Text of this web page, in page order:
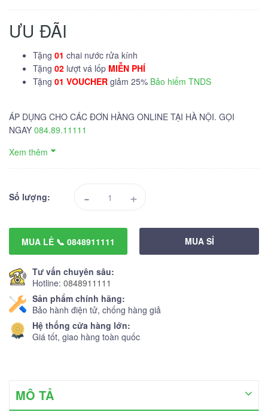
ƯU ĐÃI
Tặng 01 chai nước rửa kính
Tặng 02 lượt vá lốp MIỄN PHÍ
Tặng 01 VOUCHER giảm 25% Bảo hiểm TNDS
ÁP DỤNG CHO CÁC ĐƠN HÀNG ONLINE TẠI HÀ NỘI. GỌI
NGAY 084.89.11111
Xem thêm
Số lượng: - +
MUA LẺ 📞 0848911111 MUA SỈ
Tư vấn chuyên sâu:
Hotline: 0848911111
Sản phẩm chính hãng:
Bảo hành điện tử, chống hàng giả
Hệ thống cửa hàng lớn:
Giá tốt, giao hàng toàn quốc
MÔ TẢ